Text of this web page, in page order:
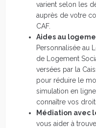
varient selon les
auprès de votre
CAF.
Aides au
Personnalisée au
de Logement
versées par la
pour réduire le
simulation en
connaître vos
Médiation avec
vous aider à